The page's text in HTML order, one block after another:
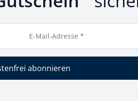
E-Mail-Adresse *
abonnieren